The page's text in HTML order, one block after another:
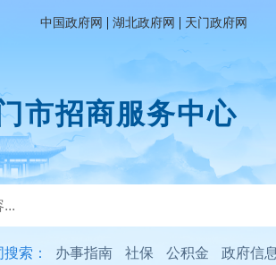
中国政府网 | 湖北政府网 | 天门政府网
市招商服务中心
索： 办事指南 社保 公积金 政府信